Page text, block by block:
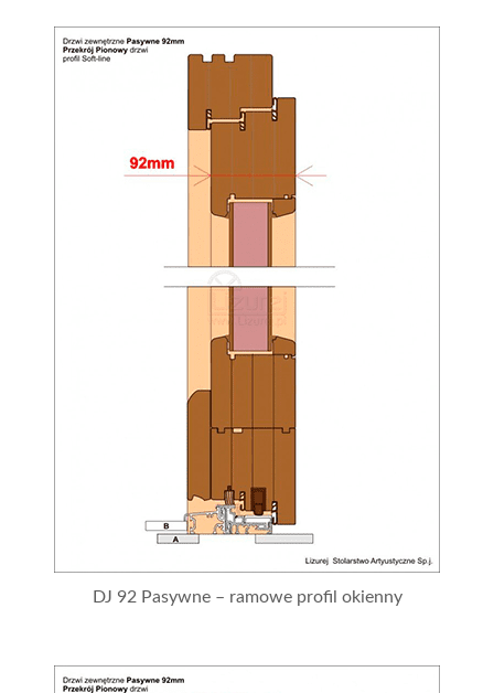
DJ 92 Pasywne – ramowe profil okienny